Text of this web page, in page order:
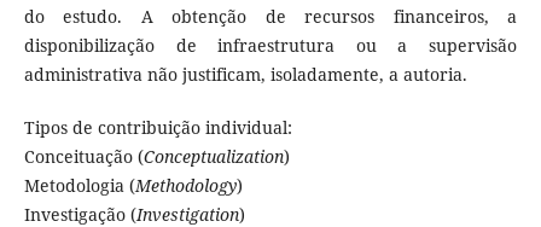
do estudo. A obtenção de recursos financeiros, a
disponibilização de infraestrutura ou a supervisão
administrativa não justificam, isoladamente, a autoria.
Tipos de contribuição individual:
Conceituação (Conceptualization)
Metodologia (Methodology)
Investigação (Investigation)